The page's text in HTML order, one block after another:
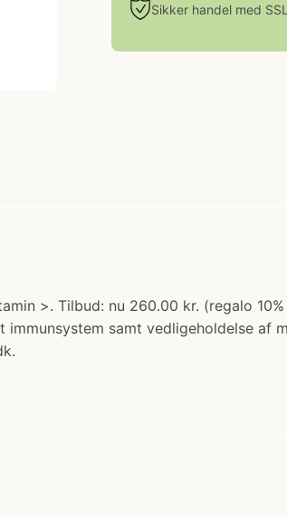
Sikker handel med SSL
>. Tilbud: nu 260.00 kr. (regalo
samt vedligeholdelse af